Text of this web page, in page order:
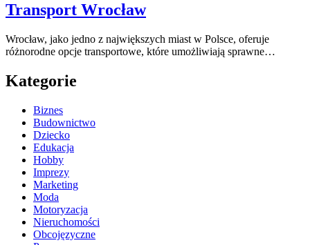
Transport Wrocław
Wrocław, jako jedno z największych miast w Polsce, oferuje
różnorodne opcje transportowe, które umożliwiają sprawne…
Kategorie
Biznes
Budownictwo
Dziecko
Edukacja
Hobby
Imprezy
Marketing
Moda
Motoryzacja
Nieruchomości
Obcojęzyczne